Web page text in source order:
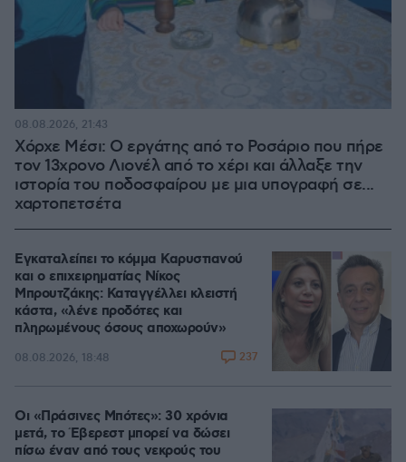
Χόρχε Μέσι: Ο εργάτης από το Ροσάριο που πήρε
τον 13χρονο Λιονέλ από το χέρι και άλλαξε την
ιστορία του ποδοσφαίρου με μια υπογραφή σε...
χαρτοπετσέτα
08.08.2026, 21:43
Εγκαταλείπει το κόμμα Καρυστιανού
και ο επιχειρηματίας Νίκος
Μπρουτζάκης: Καταγγέλλει κλειστή
κάστα, «λένε προδότες και
πληρωμένους όσους αποχωρούν»
08.08.2026, 18:48 237
Οι «Πράσινες Μπότες»: 30 χρόνια
μετά, το Έβερεστ μπορεί να δώσει
πίσω έναν από τους νεκρούς του